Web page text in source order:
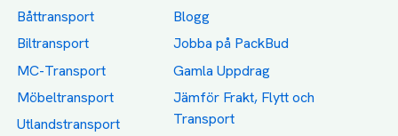
Båttransport
Biltransport
MC-Transport
Möbeltransport
Utlandstransport
Blogg
Jobba på PackBud
Gamla Uppdrag
Jämför Frakt, Flytt och
Transport